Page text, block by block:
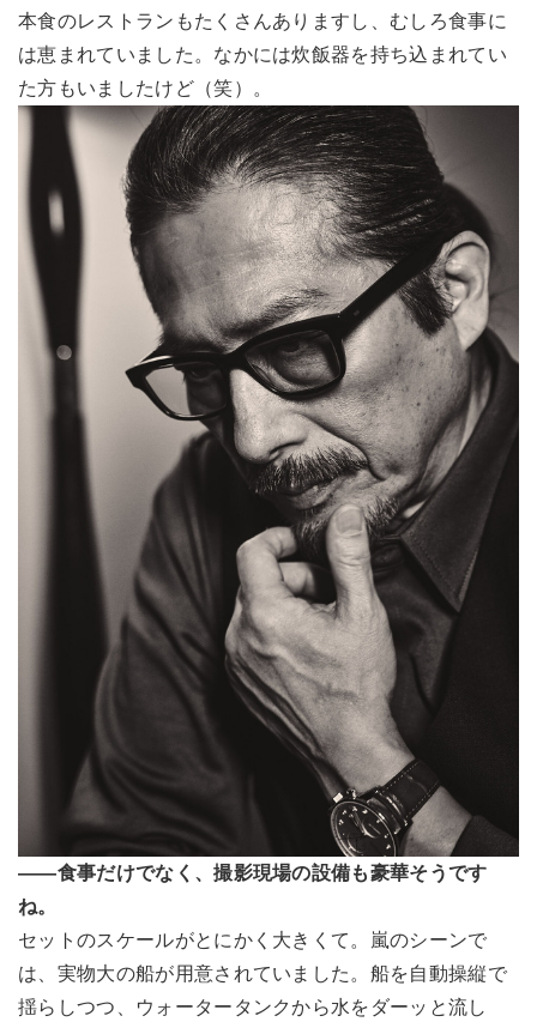
本食のレストランもたくさんありますし、むしろ食事に
は恵まれていました。なかには炊飯器を持ち込まれてい
た方もいましたけど（笑）。
――食事だけでなく、撮影現場の設備も豪華そうです
ね。
セットのスケールがとにかく大きくて。嵐のシーンで
は、実物大の船が用意されていました。船を自動操縦で
揺らしつつ、ウォータータンクから水をダーッと流し